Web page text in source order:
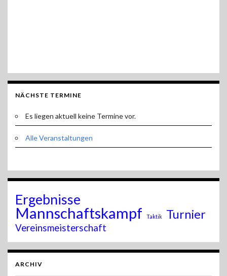
NÄCHSTE TERMINE
Es liegen aktuell keine Termine vor.
Alle Veranstaltungen
Ergebnisse
Mannschaftskampf Taktik Turnier
Vereinsmeisterschaft
ARCHIV